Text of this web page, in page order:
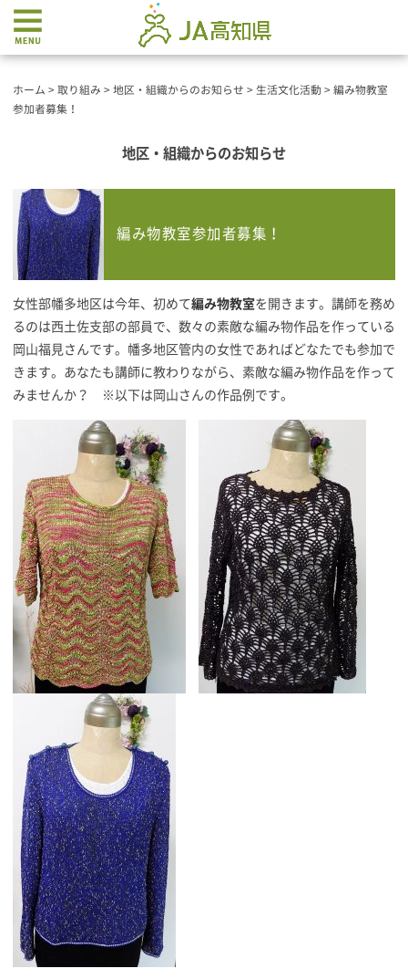
ホーム > 取り組み > 地区・組織からのお知らせ > 生活文化活動 > 編み物教室
参加者募集！
地区・組織からのお知らせ
編み物教室参加者募集！
女性部幡多地区は今年、初めて編み物教室を開きます。講師を務め
るのは西土佐支部の部員で、数々の素敵な編み物作品を作っている
岡山福見さんです。幡多地区管内の女性であればどなたでも参加で
きます。あなたも講師に教わりながら、素敵な編み物作品を作って
みませんか？ ※以下は岡山さんの作品例です。